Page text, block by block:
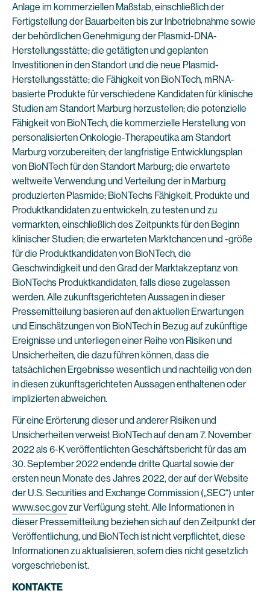
Anlage im kommerziellen Maßstab, einschließlich der
Fertigstellung der Bauarbeiten bis zur Inbetriebnahme sowie
der behördlichen Genehmigung der Plasmid-DNA-
Herstellungsstätte; die getätigten und geplanten
Investitionen in den Standort und die neue Plasmid-
Herstellungsstätte; die Fähigkeit von BioNTech, mRNA-
basierte Produkte für verschiedene Kandidaten für klinische
Studien am Standort Marburg herzustellen; die potenzielle
Fähigkeit von BioNTech, die kommerzielle Herstellung von
personalisierten Onkologie-Therapeutika am Standort
Marburg vorzubereiten; der langfristige Entwicklungsplan
von BioNTech für den Standort Marburg; die erwartete
weltweite Verwendung und Verteilung der in Marburg
produzierten Plasmide; BioNTechs Fähigkeit, Produkte und
Produktkandidaten zu entwickeln, zu testen und zu
vermarkten, einschließlich des Zeitpunkts für den Beginn
klinischer Studien; die erwarteten Marktchancen und -größe
für die Produktkandidaten von BioNTech, die
Geschwindigkeit und den Grad der Marktakzeptanz von
BioNTechs Produktkandidaten, falls diese zugelassen
werden. Alle zukunftsgerichteten Aussagen in dieser
Pressemitteilung basieren auf den aktuellen Erwartungen
und Einschätzungen von BioNTech in Bezug auf zukünftige
Ereignisse und unterliegen einer Reihe von Risiken und
Unsicherheiten, die dazu führen können, dass die
tatsächlichen Ergebnisse wesentlich und nachteilig von den
in diesen zukunftsgerichteten Aussagen enthaltenen oder
implizierten abweichen.
Für eine Erörterung dieser und anderer Risiken und
Unsicherheiten verweist BioNTech auf den am 7. November
2022 als 6-K veröffentlichten Geschäftsbericht für das am
30. September 2022 endende dritte Quartal sowie der
ersten neun Monate des Jahres 2022, der auf der Website
der U.S. Securities and Exchange Commission („SEC“) unter
www.sec.govzur Verfügung steht. Alle Informationen in
dieser Pressemitteilung beziehen sich auf den Zeitpunkt der
Veröffentlichung, und BioNTech ist nicht verpflichtet, diese
Informationen zu aktualisieren, sofern dies nicht gesetzlich
vorgeschrieben ist.
KONTAKTE